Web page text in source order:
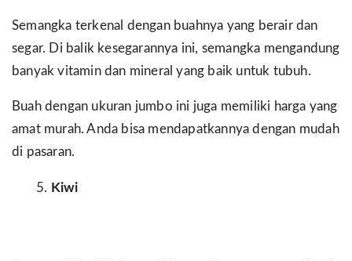
Semangka terkenal dengan buahnya yang berair dan
segar. Di balik kesegarannya ini, semangka mengandung
banyak vitamin dan mineral yang baik untuk tubuh.
Buah dengan ukuran jumbo ini juga memiliki harga yang
amat murah. Anda bisa mendapatkannya dengan mudah
di pasaran.
Kiwi